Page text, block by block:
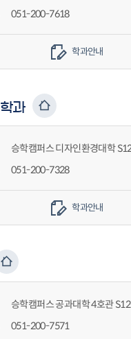
051-200-7618
학과안내
과
승학캠퍼스 디자인환경대학
051-200-7328
학과안내
승학캠퍼스 공과대학 4호관
051-200-7571